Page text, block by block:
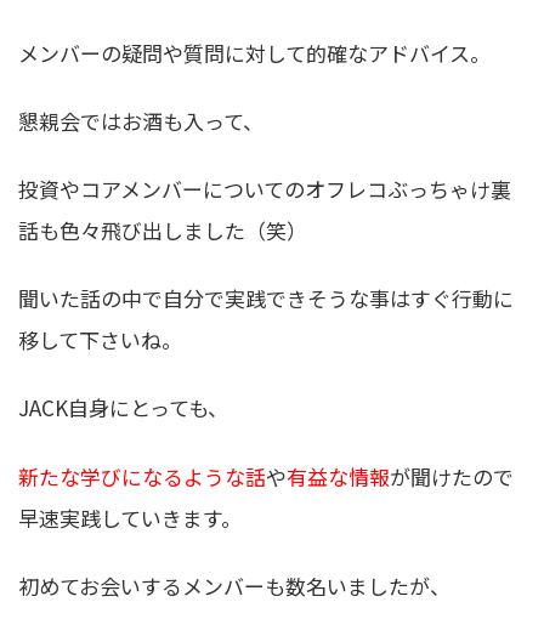
メンバーの疑問や質問に対して的確なアドバイス。
懇親会ではお酒も入って、
投資やコアメンバーについてのオフレコぶっちゃけ裏
話も色々飛び出しました（笑）
聞いた話の中で自分で実践できそうな事はすぐ行動に
移して下さいね。
JACK自身にとっても、
新たな学びになるような話や有益な情報が聞けたので
早速実践していきます。
初めてお会いするメンバーも数名いましたが、